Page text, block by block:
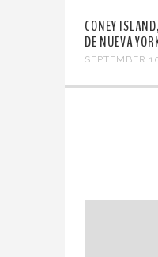
CONEY
DE NUEVA
SEPTEMBER